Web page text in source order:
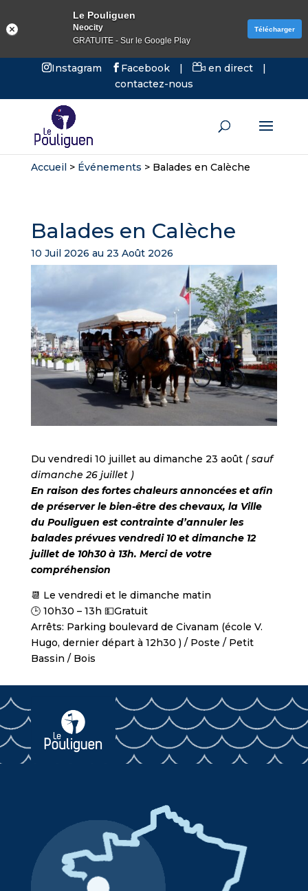
Instagram Facebook | en direct
|
contactez-nous
Accueil> Événements > Balades en Calèche
Balades en Calèche
10 Juil 2026 au 23 Août 2026
Du vendredi 10 juillet au dimanche 23 août( sauf
dimanche 26 juillet )
En raison des fortes chaleurs annoncées et afin
de préserver le bien-être des chevaux, la Ville
du Pouliguen est contrainte d’annuler les
balades prévues vendredi 10 et dimanche 12
juillet de 10h30 à 13h. Merci de votre
compréhension
📆 Le vendredi et le dimanche matin
🕒 10h30 – 13h 💵Gratuit
Arrêts: Parking boulevard de Civanam (école V.
Hugo, dernier départ à 12h30 ) / Poste / Petit
Bassin / Bois
Le Pouliguen
Neocity
GRATUITE - Sur le Google Play
Télécharger